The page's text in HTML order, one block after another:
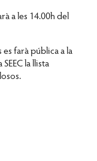
a les 14.00h del
farà pública a la
la llista